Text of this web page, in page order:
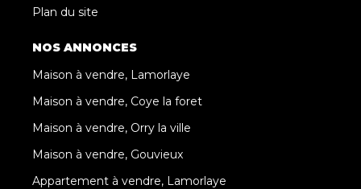
Plan du site
NOS ANNONCES
Maison à vendre, Lamorlaye
Maison à vendre, Coye la foret
Maison à vendre, Orry la ville
Maison à vendre, Gouvieux
Appartement à vendre, Lamorlaye